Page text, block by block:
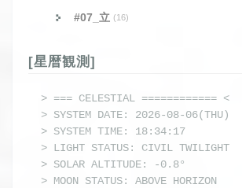
#07_立 (16)
[星暦観測]
> === CELESTIAL ============ <
> SYSTEM DATE: 2026-08-06(THU)
> SYSTEM TIME: 18:34:17
> LIGHT STATUS: CIVIL TWILIGHT
> SOLAR ALTITUDE: -0.8°
> MOON STATUS: ABOVE HORIZON